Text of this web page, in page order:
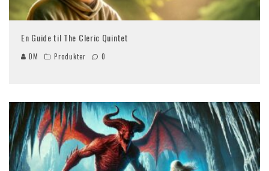
En Guide til The Cleric Quintet
DM Produkter 0